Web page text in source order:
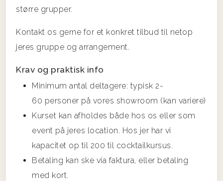
større grupper.
Kontakt os gerne for et konkret tilbud til netop
jeres gruppe og arrangement.
Krav og praktisk info
Minimum antal deltagere: typisk 2-
60 personer på vores showroom (kan variere)
Kurset kan afholdes både hos os eller som
event på jeres location. Hos jer har vi
kapacitet op til 200 til cocktailkursus.
Betaling kan ske via faktura, eller betaling
med kort.